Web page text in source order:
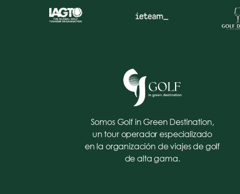
Somos Golf in Green Destination,
un tour operador especializado
en la organización de viajes de golf
de alta gama.